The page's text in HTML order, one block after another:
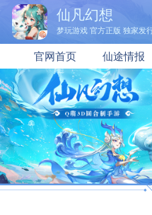
仙凡幻想
梦玩游戏 官方正版 独家发
官网首页 仙途情报